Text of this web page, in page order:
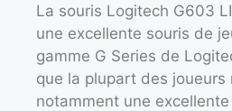
La souris Logitech G603
une excellente souris de
gamme G Series de
que la plupart des joueurs
notamment une